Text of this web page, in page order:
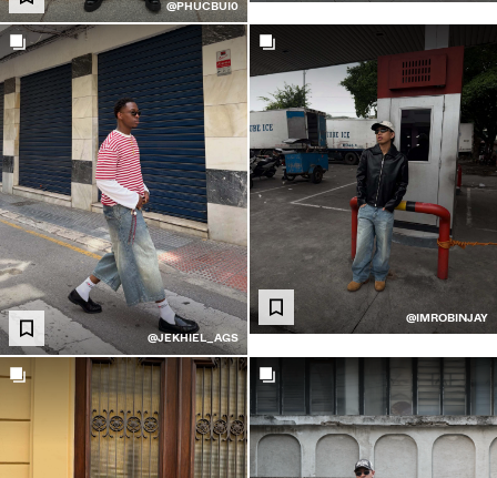
@PHUCBUI0
@IMROBINJAY
@JEKHIEL_AGS